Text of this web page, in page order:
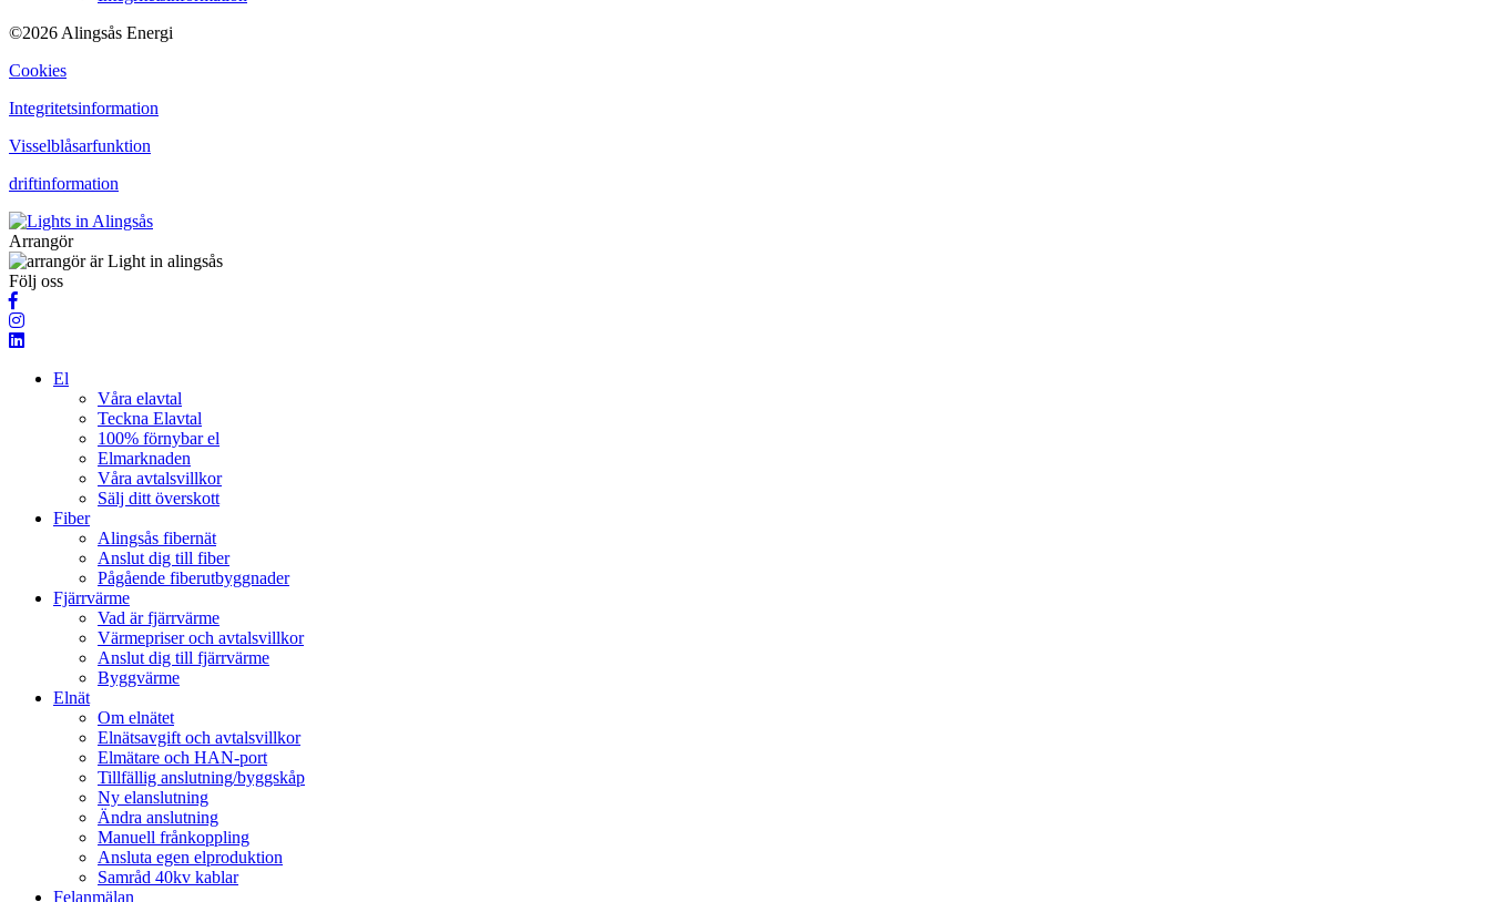
©2026 Alingsås Energi
Cookies
Integritetsinformation
Visselblåsarfunktion
driftinformation
Arrangör
Följ oss
El
Våra elavtal
Teckna Elavtal
100% förnybar el
Elmarknaden
Våra avtalsvillkor
Sälj ditt överskott
Fiber
Alingsås fibernät
Anslut dig till fiber
Pågående fiberutbyggnader
Fjärrvärme
Vad är fjärrvärme
Värmepriser och avtalsvillkor
Anslut dig till fjärrvärme
Byggvärme
Elnät
Om elnätet
Elnätsavgift och avtalsvillkor
Elmätare och HAN-port
Tillfällig anslutning/byggskåp
Ny elanslutning
Ändra anslutning
Manuell frånkoppling
Ansluta egen elproduktion
Samråd 40kv kablar
Felanmälan